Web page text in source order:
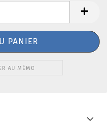
AU MÉMO